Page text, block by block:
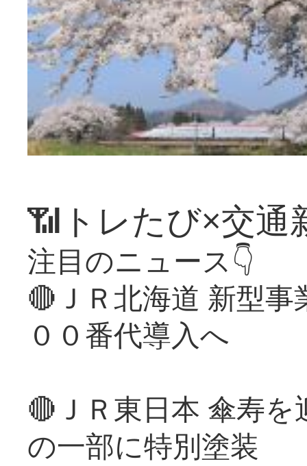
📶トレたび×交通
注目のニュース👇
🔴ＪＲ北海道 新型
００番代導入へ
🔴ＪＲ東日本 傘寿
の一部に特別塗装